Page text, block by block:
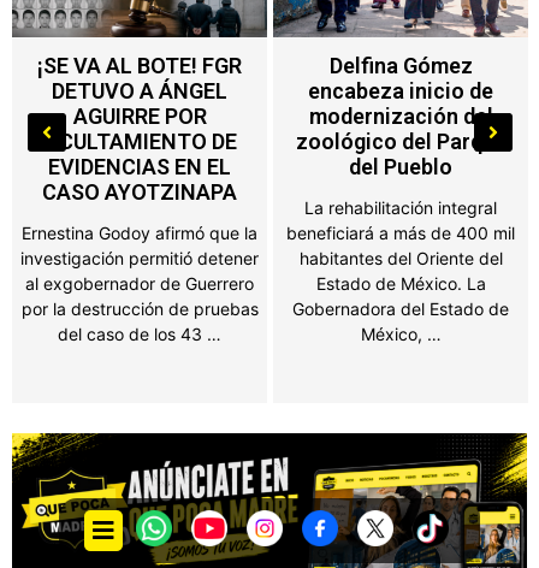
Delfina Gómez
encabeza inicio de
modernización del
zoológico del Parque
del Pueblo
beneficiará a más de 400 mil
habitantes del Oriente del
Estado de México. La
Gobernadora del Estado de
México, …
Nuevo impuesto en
Edoméx alcanza a
máquinas de
videojuegos, ferias y
salones de fiesta
Propietarios de negocios,
salones de fiestas, ferias y
establecimientos que
obtengan ingresos por juegos
o espectáculos públicos en el
Estado de México …